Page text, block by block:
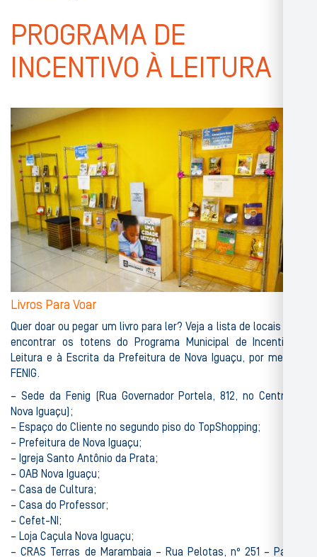
PROGRAMA DE
INCENTIVO À LEITURA
Livros Para Voar
Quer doar ou pegar um livro para ler? Veja a lista de locais onde
encontrar os totens do Programa Municipal de Incentivo à
Leitura e à Escrita da Prefeitura de Nova Iguaçu, por meio da
FENIG.
– Sede da Fenig (Rua Governador Portela, 812, no Centro de
Nova Iguaçu);
– Espaço do Cliente no segundo piso do TopShopping;
– Prefeitura de Nova Iguaçu;
– Igreja Santo Antônio da Prata;
– OAB Nova Iguaçu;
– Casa de Cultura;
– Casa do Professor;
– Cefet-NI;
– Loja Caçula Nova Iguaçu;
– CRAS Terras de Marambaia – Rua Pelotas, nº 251 – Parque